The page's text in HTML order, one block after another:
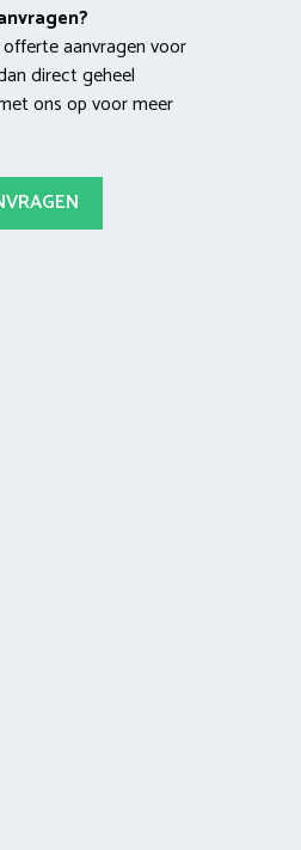
aanvragen voor
direct geheel
ons op voor meer